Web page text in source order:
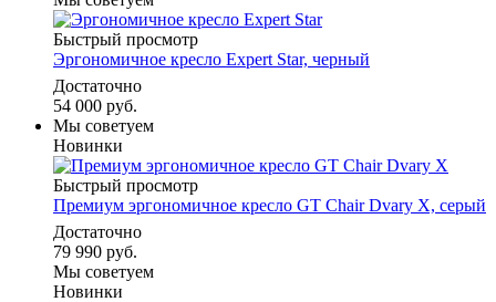
Быстрый просмотр
Эргономичное кресло Expert Star, черный
Достаточно
54 000 руб.
Мы советуем
Новинки
Быстрый просмотр
Премиум эргономичное кресло GT Chair Dvary X, серый
Достаточно
79 990 руб.
Мы советуем
Новинки